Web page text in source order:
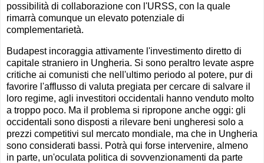
possibilità di collaborazione con l'URSS, con la quale
rimarrà comunque un elevato potenziale di
complementarietà.
Budapest incoraggia attivamente l'investimento diretto di
capitale straniero in Ungheria. Si sono peraltro levate aspre
critiche ai comunisti che nell'ultimo periodo al potere, pur di
favorire l'afflusso di valuta pregiata per cercare di salvare il
loro regime, agli investitori occidentali hanno venduto molto
a troppo poco. Ma il problema si ripropone anche oggi: gli
occidentali sono disposti a rilevare beni ungheresi solo a
prezzi competitivi sul mercato mondiale, ma che in Ungheria
sono considerati bassi. Potrà qui forse intervenire, almeno
in parte, un'oculata politica di sovvenzionamenti da parte